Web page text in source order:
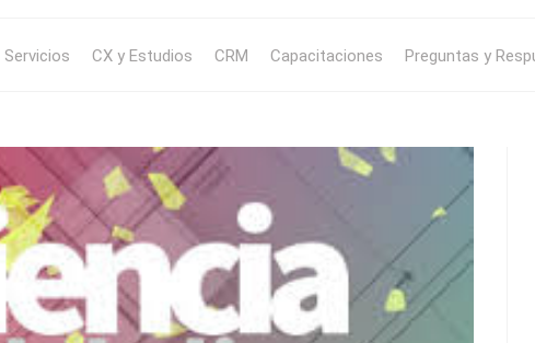
Servicios CX y Estudios CRM Capacitaciones Preguntas y